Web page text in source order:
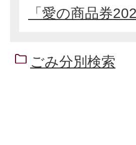
「愛の商品券
ごみ分別検索